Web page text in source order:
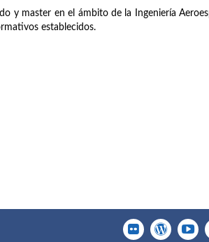
y master en el ámbito de la Ingeniería
establecidos.